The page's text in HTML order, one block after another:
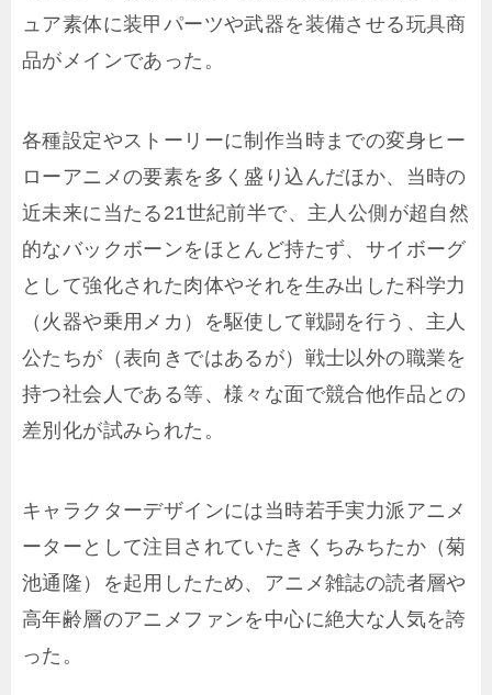
ュア素体に装甲パーツや武器を装備させる玩具商
品がメインであった。
各種設定やストーリーに制作当時までの変身ヒー
ローアニメの要素を多く盛り込んだほか、当時の
近未来に当たる21世紀前半で、主人公側が超自然
的なバックボーンをほとんど持たず、サイボーグ
として強化された肉体やそれを生み出した科学力
（火器や乗用メカ）を駆使して戦闘を行う、主人
公たちが（表向きではあるが）戦士以外の職業を
持つ社会人である等、様々な面で競合他作品との
差別化が試みられた。
キャラクターデザインには当時若手実力派アニメ
ーターとして注目されていたきくちみちたか（菊
池通隆）を起用したため、アニメ雑誌の読者層や
高年齢層のアニメファンを中心に絶大な人気を誇
った。